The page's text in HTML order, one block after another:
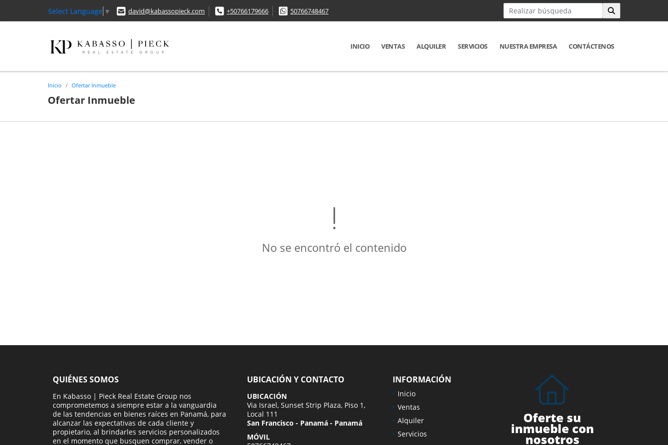
Select Language ▼ david@kabassopieck.com +50766179666 50766748467
INICIO VENTAS ALQUILER SERVICIOS NUESTRA EMPRESA CONTÁCTENOS
Inicio Ofertar Inmueble
Ofertar Inmueble
No se encontró el contenido
QUIÉNES SOMOS
En Kabasso | Pieck Real Estate Group nos
comprometemos a siempre estar a la vanguardia
de las tendencias en bienes raíces en Panamá, para
alcanzar las expectativas de cada cliente y
propietario, al brindarles servicios personalizados
en el momento que busquen comprar, vender o
UBICACIÓN Y CONTACTO
UBICACIÓN
Via Israel, Sunset Strip Plaza, Piso 1,
Local 111
San Francisco - Panamá - Panamá
MÓVIL
INFORMACIÓN
Inicio
Ventas
Alquiler
Servicios
Oferte su
inmueble con
nosotros